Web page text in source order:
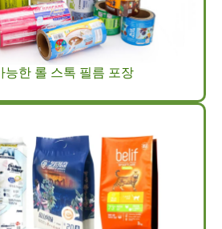
능한 롤 스톡 필름 포장